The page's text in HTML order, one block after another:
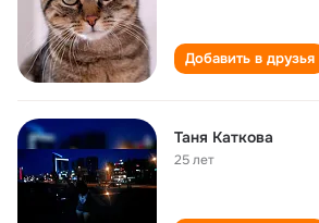
Добавить в друзья
Таня Каткова
25 лет